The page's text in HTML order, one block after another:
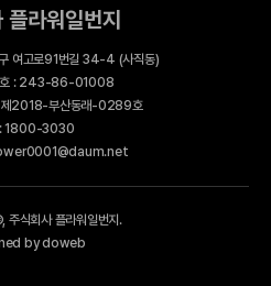
플라워일번지
여고로91번길 34-4 (사직동)
호 : 243-86-01008
제2018-부산동래-0289호
: 1800-3030
식회사 플라워일번지.
by doweb